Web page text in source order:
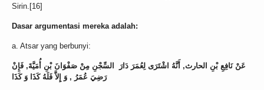
Sirin.[16]
Dasar argumentasi mereka adalah:
a. Atsar yang berbunyi:
عَنْ نَافِعِ بْنِ الحارث, أَنَّهُ اشْتَرَى لِعُمَرَ دَارَ السِّجْنِ مِنْ صَفْوَانَ بْنِ أُمَيَّةَ, فَإِنْ
رَضِيَ عُمَرُ , وَ إِلاَّ فَلَهُ كَذَا وَ كَذَا